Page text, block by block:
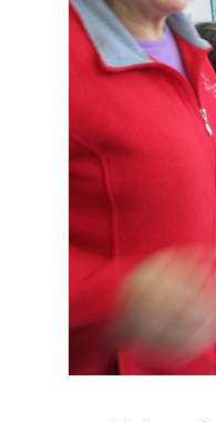
Dia
pela